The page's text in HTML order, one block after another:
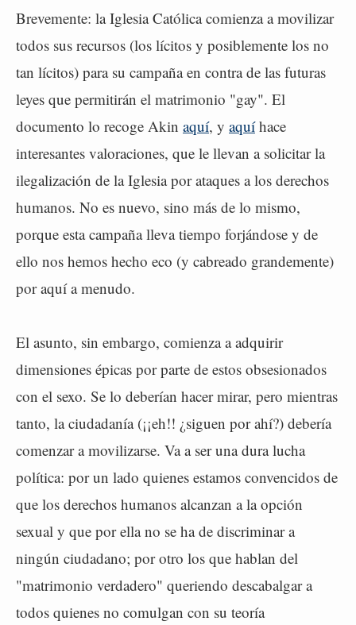
Brevemente: la Iglesia Católica comienza a movilizar
todos sus recursos (los lícitos y posiblemente los no
tan lícitos) para su campaña en contra de las futuras
leyes que permitirán el matrimonio "gay". El
documento lo recoge Akin aquí, y aquíhace
interesantes valoraciones, que le llevan a solicitar la
ilegalización de la Iglesia por ataques a los derechos
humanos. No es nuevo, sino más de lo mismo,
porque esta campaña lleva tiempo forjándose y de
ello nos hemos hecho eco (y cabreado grandemente)
por aquí a menudo.
El asunto, sin embargo, comienza a adquirir
dimensiones épicas por parte de estos obsesionados
con el sexo. Se lo deberían hacer mirar, pero mientras
tanto, la ciudadanía (¡¡eh!! ¿siguen por ahí?) debería
comenzar a movilizarse. Va a ser una dura lucha
política: por un lado quienes estamos convencidos de
que los derechos humanos alcanzan a la opción
sexual y que por ella no se ha de discriminar a
ningún ciudadano; por otro los que hablan del
"matrimonio verdadero" queriendo descabalgar a
todos quienes no comulgan con su teoría